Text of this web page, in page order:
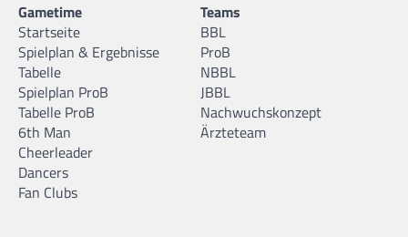
Gametime
Startseite
Spielplan & Ergebnisse
Tabelle
Spielplan ProB
Tabelle ProB
6th Man
Cheerleader
Dancers
Fan Clubs
Teams
BBL
ProB
NBBL
JBBL
Nachwuchskonzept
Ärzteteam